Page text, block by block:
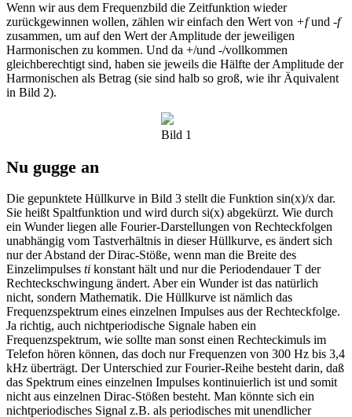
Wenn wir aus dem Frequenzbild die Zeitfunktion wieder
zurückgewinnen wollen, zählen wir einfach den Wert von +fund -f
zusammen, um auf den Wert der Amplitude der jeweiligen
Harmonischen zu kommen. Und da +/und -/vollkommen
gleichberechtigt sind, haben sie jeweils die Hälfte der Amplitude der
Harmonischen als Betrag (sie sind halb so groß, wie ihr Äquivalent
in Bild 2).
Bild 1
Nu gugge an
Die gepunktete Hüllkurve in Bild 3 stellt die Funktion sin(x)/x dar.
Sie heißt Spaltfunktion und wird durch si(x) abgekürzt. Wie durch
ein Wunder liegen alle Fourier-Darstellungen von Rechteckfolgen
unabhängig vom Tastverhältnis in dieser Hüllkurve, es ändert sich
nur der Abstand der Dirac-Stöße, wenn man die Breite des
Einzelimpulses ti konstant hält und nur die Periodendauer T der
Rechteckschwingung ändert. Aber ein Wunder ist das natürlich
nicht, sondern Mathematik. Die Hüllkurve ist nämlich das
Frequenzspektrum eines einzelnen Impulses aus der Rechteckfolge.
Ja richtig, auch nichtperiodische Signale haben ein
Frequenzspektrum, wie sollte man sonst einen Rechteckimuls im
Telefon hören können, das doch nur Frequenzen von 300 Hz bis 3,4
kHz überträgt. Der Unterschied zur Fourier-Reihe besteht darin, daß
das Spektrum eines einzelnen Impulses kontinuierlich ist und somit
nicht aus einzelnen Dirac-Stößen besteht. Man könnte sich ein
nichtperiodisches Signal z.B. als periodisches mit unendlicher